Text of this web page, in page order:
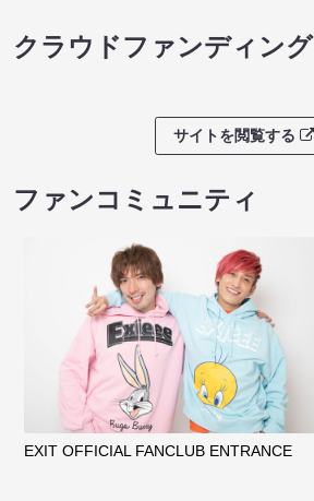
クラウドファンディング
サイトを閲覧する
ファンコミュニティ
EXIT OFFICIAL FANCLUB ENTRANCE